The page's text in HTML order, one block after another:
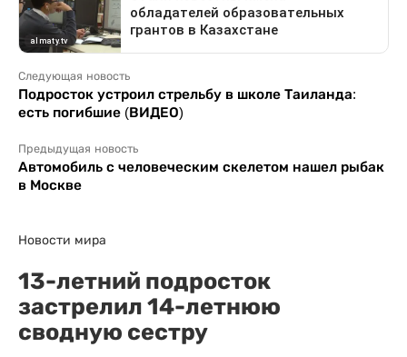
Следующая новость
Подросток устроил стрельбу в школе Таиланда:
есть погибшие (ВИДЕО)
Предыдущая новость
Автомобиль с человеческим скелетом нашел рыбак
в Москве
Новости мира
13-летний подросток
застрелил 14-летнюю
сводную сестру